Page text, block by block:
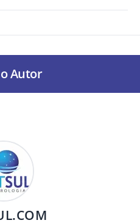
Autor